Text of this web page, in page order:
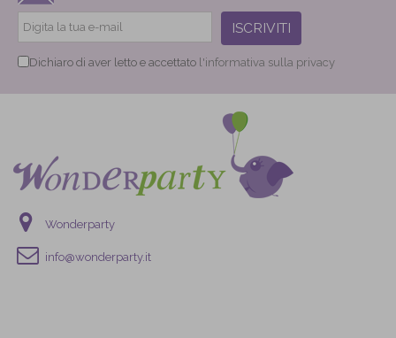
ISCRIVITI
Dichiaro di aver letto e accettato l'informativa sulla privacy
Wonderparty
info@wonderparty.it